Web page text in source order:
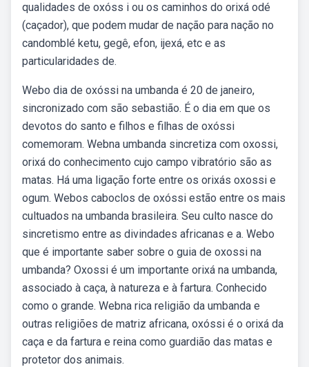
qualidades de oxóss i ou os caminhos do orixá odé
(caçador), que podem mudar de nação para nação no
candomblé ketu, gegê, efon, ijexá, etc e as
particularidades de.
Webo dia de oxóssi na umbanda é 20 de janeiro,
sincronizado com são sebastião. É o dia em que os
devotos do santo e filhos e filhas de oxóssi
comemoram. Webna umbanda sincretiza com oxossi,
orixá do conhecimento cujo campo vibratório são as
matas. Há uma ligação forte entre os orixás oxossi e
ogum. Webos caboclos de oxóssi estão entre os mais
cultuados na umbanda brasileira. Seu culto nasce do
sincretismo entre as divindades africanas e a. Webo
que é importante saber sobre o guia de oxossi na
umbanda? Oxossi é um importante orixá na umbanda,
associado à caça, à natureza e à fartura. Conhecido
como o grande. Webna rica religião da umbanda e
outras religiões de matriz africana, oxóssi é o orixá da
caça e da fartura e reina como guardião das matas e
protetor dos animais.